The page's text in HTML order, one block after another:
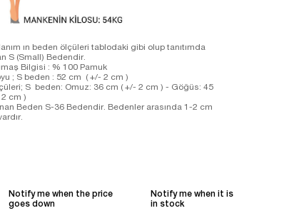
ın beden ölçüleri tablodaki gibi olup tanıtımda
S (Small) Bedendir.
Bilgisi : % 100 Pamuk
; S beden : 52 cm ( +/- 2 cm )
S beden: Omuz: 36 cm ( +/- 2 cm ) - Göğüs: 45
cm )
Beden S-36 Bedendir. Bedenler arasında 1-2 cm
Notify me when the price
goes down
Notify me when it is
in stock